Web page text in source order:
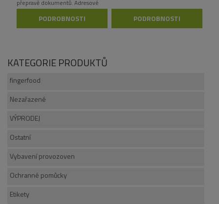
přepravě dokumentů. Adresové
okno, velmi odolný materiál.
PODROBNOSTI PODROBNOSTI
KATEGORIE PRODUKTŮ
fingerfood
Nezařazené
VÝPRODEJ
Ostatní
Vybavení provozoven
Ochranné pomůcky
Etikety